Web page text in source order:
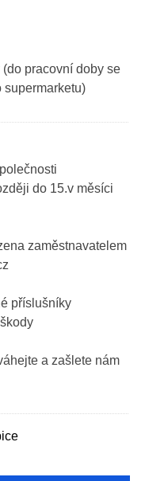
pracovní doby se
supermarketu)
do 15.v měsíci
zaměstnavatelem
příslušníky
a zašlete nám